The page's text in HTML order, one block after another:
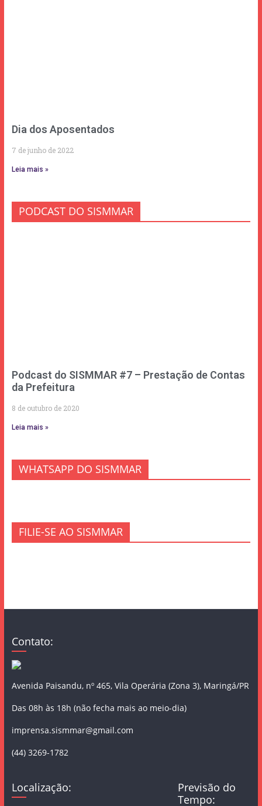
Dia dos Aposentados
7 de junho de 2022
Leia mais »
PODCAST DO SISMMAR
Podcast do SISMMAR #7 – Prestação de Contas
da Prefeitura
8 de outubro de 2020
Leia mais »
WHATSAPP DO SISMMAR
FILIE-SE AO SISMMAR
Contato:
Avenida Paisandu, nº 465, Vila Operária (Zona 3), Maringá/PR
Das 08h às 18h (não fecha mais ao meio-dia)
imprensa.sismmar@gmail.com
(44) 3269-1782
Localização:
Previsão do
Tempo: